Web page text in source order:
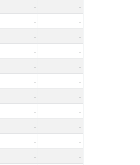
-
-
-
-
-
-
-
-
-
-
-
-
-
-
-
-
-
-
-
-
-
-